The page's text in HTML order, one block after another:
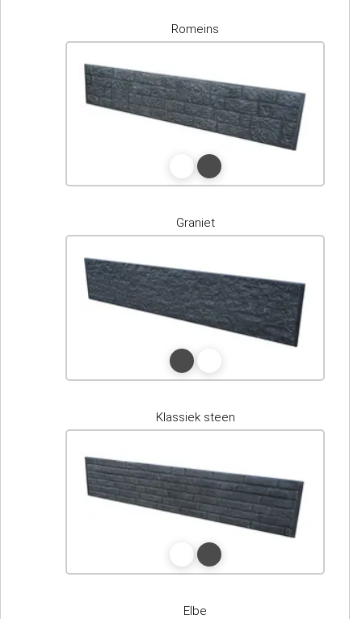
Romeins
Graniet
Klassiek steen
Elbe